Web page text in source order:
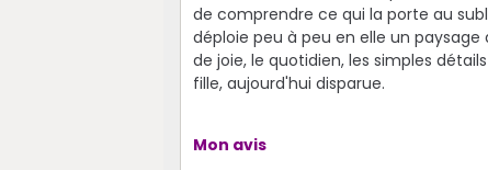
de comprendre ce qui la porte au
déploie peu à peu en elle un
de joie, le quotidien, les simples
fille, aujourd'hui disparue.
Mon avis